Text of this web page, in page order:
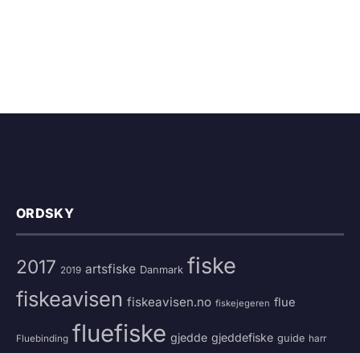
ORDSKY
2017 2019 artsfiske Danmark fiske
fiskeavisen fiskeavisen.no fiskejegeren flue
Fluebinding fluefiske gjedde gjeddefiske guide harr